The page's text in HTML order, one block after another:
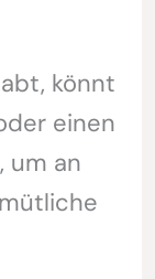
könnt
einen
um an